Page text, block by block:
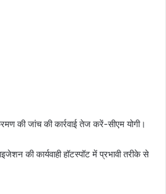
की जांच की कार्रवाई तेज करें-सीएम योगी।
की कार्यवाही हॉटस्पॉट में प्रभावी तरीके से